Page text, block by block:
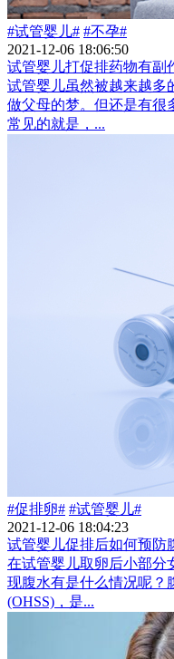
#试管婴儿# #不孕#
2021-12-06 18:06:50
试管婴儿打促排药物有副
试管婴儿虽然被越来越多
做父母的梦。但还是有很
常见的就是，...
#促排卵# #试管婴儿#
2021-12-06 18:04:23
试管婴儿促排后如何预防
在试管婴儿取卵后小部分
现腹水有是什么情况呢？
(OHSS)，是...